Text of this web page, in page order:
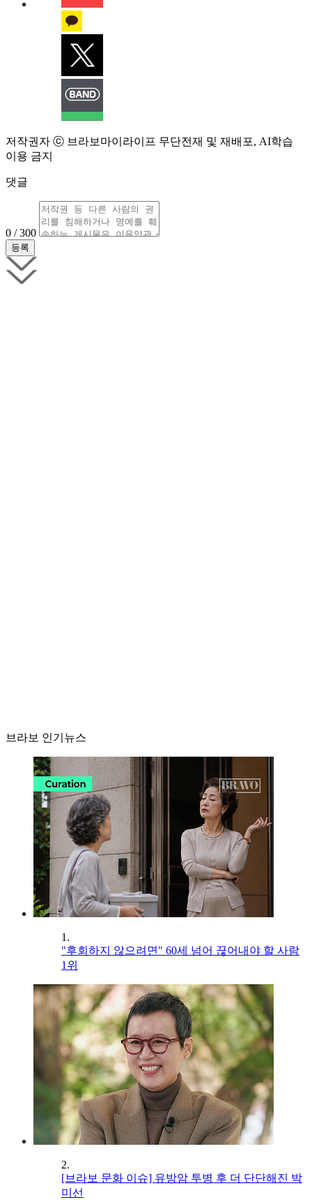
저작권자 ⓒ 브라보마이라이프 무단전재 및 재배포, AI학습
이용 금지
댓글
0 / 300
브라보 인기뉴스
1.
"후회하지 않으려면" 60세 넘어 끊어내야 할 사람
1위
2.
[브라보 문화 이슈] 유방암 투병 후 더 단단해진 박
미선